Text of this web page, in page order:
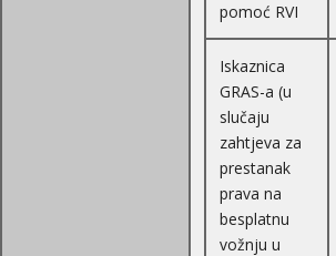
pomoć RVI
Iskaznica
GRAS-a (u
slučaju
zahtjeva za
prestanak
prava na
besplatnu
vožnju u